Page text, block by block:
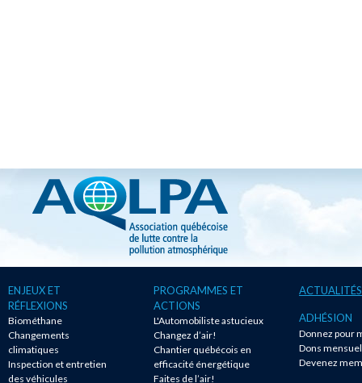
ENJEUX ET
RÉFLEXIONS
Biométhane
Changements
climatiques
Inspection et entretien
des véhicules
PROGRAMMES ET
ACTIONS
L'Automobiliste astucieux
Changez d’air!
Chantier québécois en
efficacité énergétique
Faites de l’air!
ACTUALITÉS
ADHÉSION
Donnez pour
Dons
Devenez